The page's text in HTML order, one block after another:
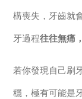
構喪失，牙齒就
牙過程往往無痛
若你發現自己刷
穩，極有可能是